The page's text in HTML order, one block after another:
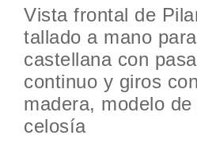
Vista frontal de
tallado a mano
castellana con
continuo y giros
madera, modelo
celosía